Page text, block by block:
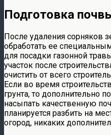
Подготовка
После удаления сорняков
обработать ее
для посадки газонной
участок после
очистить от всего
Если во время
грунта, то дополнительно
насыпать качественную
планируется разбить на
огород, никаких